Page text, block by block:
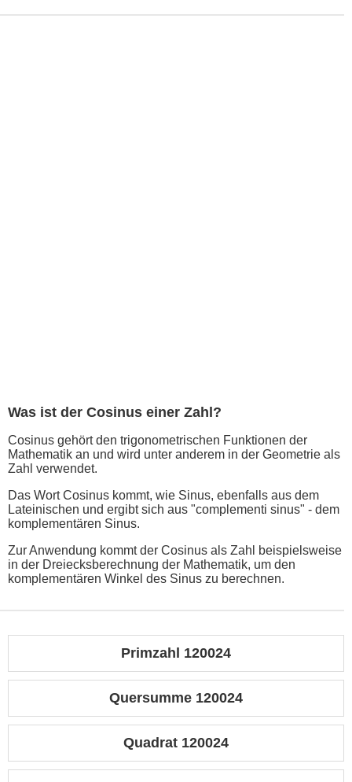
Was ist der Cosinus einer Zahl?
Cosinus gehört den trigonometrischen Funktionen der
Mathematik an und wird unter anderem in der Geometrie als
Zahl verwendet.
Das Wort Cosinus kommt, wie Sinus, ebenfalls aus dem
Lateinischen und ergibt sich aus "complementi sinus" - dem
komplementären Sinus.
Zur Anwendung kommt der Cosinus als Zahl beispielsweise
in der Dreiecksberechnung der Mathematik, um den
komplementären Winkel des Sinus zu berechnen.
Primzahl 120024
Quersumme 120024
Quadrat 120024